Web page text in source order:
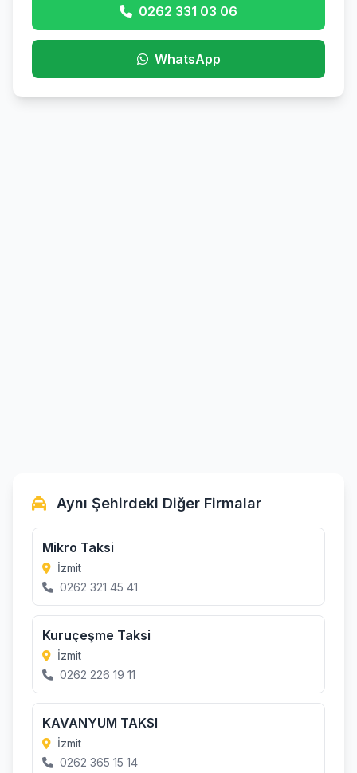
0262 331 03 06
WhatsApp
Aynı Şehirdeki Diğer Firmalar
Mikro Taksi
İzmit
0262 321 45 41
Kuruçeşme Taksi
İzmit
0262 226 19 11
KAVANYUM TAKSI
İzmit
0262 365 15 14